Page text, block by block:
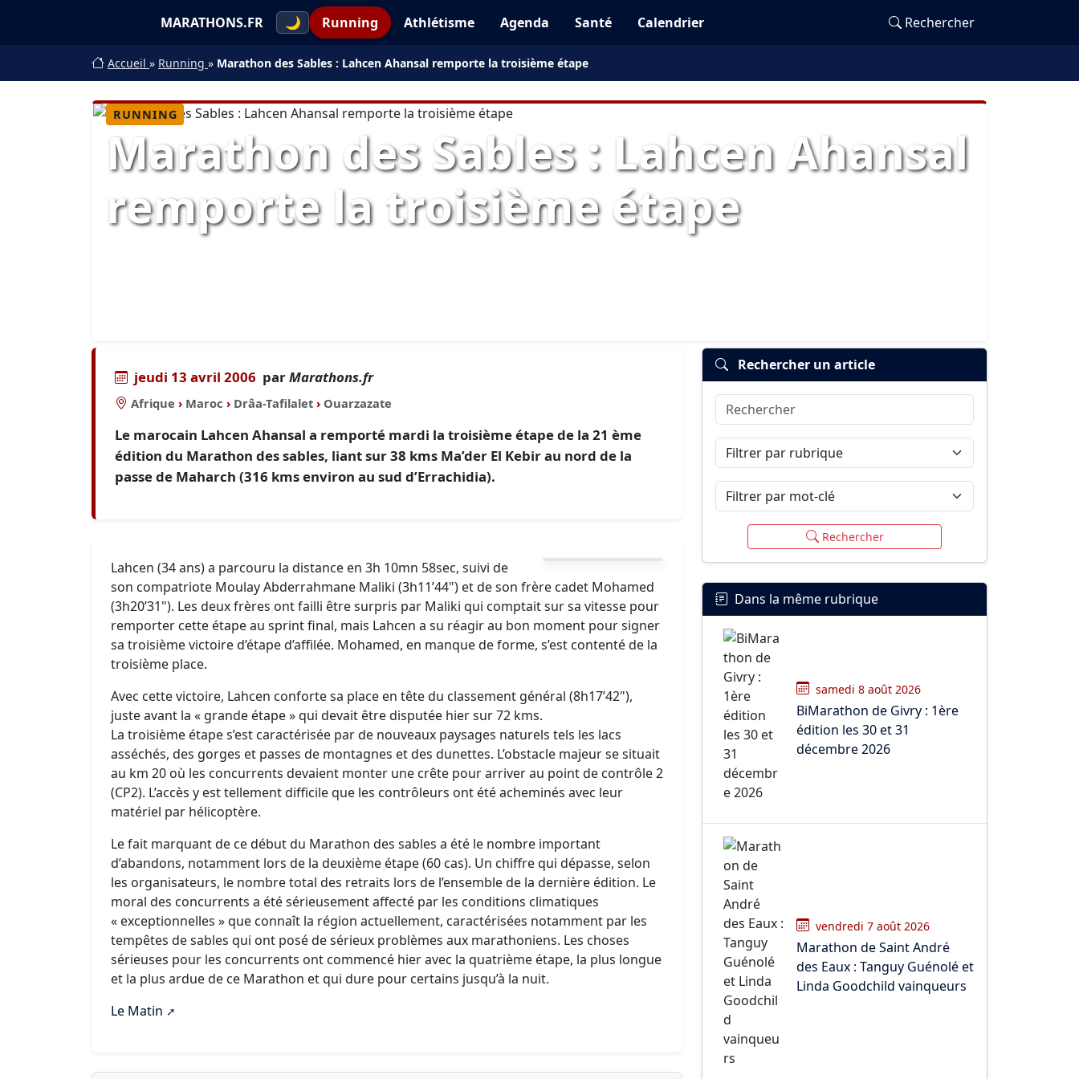
MARATHONS.FR 🌙 Running Athlétisme Agenda Santé Calendrier Rechercher
Accueil » Running » Marathon des Sables : Lahcen Ahansal remporte la troisième étape
RUNNING
Marathon des Sables : Lahcen Ahansal
remporte la troisième étape
jeudi 13 avril 2006 parMarathons.fr
Afrique › Maroc › Drâa-Tafilalet › Ouarzazate
Le marocain Lahcen Ahansal a remporté mardi la troisième étape de la 21 ème
édition du Marathon des sables, liant sur 38 kms Ma’der El Kebir au nord de la
passe de Maharch (316 kms environ au sud d’Errachidia).
Lahcen (34 ans) a parcouru la distance en 3h 10mn 58sec, suivi de
son compatriote Moulay Abderrahmane Maliki (3h11’44") et de son frère cadet Mohamed
(3h20’31"). Les deux frères ont failli être surpris par Maliki qui comptait sur sa vitesse pour
remporter cette étape au sprint final, mais Lahcen a su réagir au bon moment pour signer
sa troisième victoire d’étape d’affilée. Mohamed, en manque de forme, s’est contenté de la
troisième place.
Avec cette victoire, Lahcen conforte sa place en tête du classement général (8h17’42"),
juste avant la « grande étape » qui devait être disputée hier sur 72 kms.
La troisième étape s’est caractérisée par de nouveaux paysages naturels tels les lacs
asséchés, des gorges et passes de montagnes et des dunettes. L’obstacle majeur se situait
au km 20 où les concurrents devaient monter une crête pour arriver au point de contrôle 2
(CP2). L’accès y est tellement difficile que les contrôleurs ont été acheminés avec leur
matériel par hélicoptère.
Le fait marquant de ce début du Marathon des sables a été le nombre important
d’abandons, notamment lors de la deuxième étape (60 cas). Un chiffre qui dépasse, selon
les organisateurs, le nombre total des retraits lors de l’ensemble de la dernière édition. Le
moral des concurrents a été sérieusement affecté par les conditions climatiques
« exceptionnelles » que connaît la région actuellement, caractérisées notamment par les
tempêtes de sables qui ont posé de sérieux problèmes aux marathoniens. Les choses
sérieuses pour les concurrents ont commencé hier avec la quatrième étape, la plus longue
et la plus ardue de ce Marathon et qui dure pour certains jusqu’à la nuit.
Le Matin
Rechercher un article
Rechercher
Filtrer par rubrique
Filtrer par mot-clé
Rechercher
Dans la même rubrique
samedi 8 août 2026
BiMarathon de Givry : 1ère
édition les 30 et 31
décembre 2026
vendredi 7 août 2026
Marathon de Saint André
des Eaux : Tanguy Guénolé et
Linda Goodchild vainqueurs